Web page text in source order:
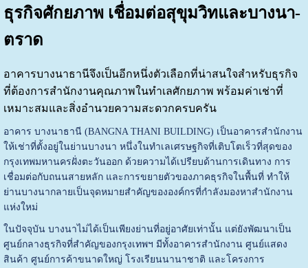
ธุรกิจศักยภาพ เชื่อมต่อสุขุมวิทและบางนา-
ตราด
อาคารบางนาธานีจึงเป็นอีกหนึ่งตัวเลือกที่น่าสนใจสำหรับธุรกิจ
ที่ต้องการสำนักงานคุณภาพในทำเลศักยภาพ พร้อมค่าเช่าที่
เหมาะสมและสิ่งอำนวยความสะดวกครบครัน
อาคาร บางนาธานี (BANGNA THANI BUILDING) เป็นอาคารสำนักงาน
ให้เช่าที่ตั้งอยู่ในย่านบางนา หนึ่งในทำเลเศรษฐกิจที่เติบโตเร็วที่สุดของ
กรุงเทพมหานครฝั่งตะวันออก ด้วยความได้เปรียบด้านการเดินทาง การ
เชื่อมต่อกับถนนสายหลัก และการขยายตัวของภาคธุรกิจในพื้นที่ ทำให้
ย่านบางนากลายเป็นจุดหมายสำคัญขององค์กรที่กำลังมองหาสำนักงาน
แห่งใหม่
ในปัจจุบัน บางนาไม่ได้เป็นเพียงย่านที่อยู่อาศัยเท่านั้น แต่ยังพัฒนาเป็น
ศูนย์กลางธุรกิจที่สำคัญของกรุงเทพฯ มีทั้งอาคารสำนักงาน ศูนย์แสดง
สินค้า ศูนย์การค้าขนาดใหญ่ โรงเรียนนานาชาติ และโครงการ